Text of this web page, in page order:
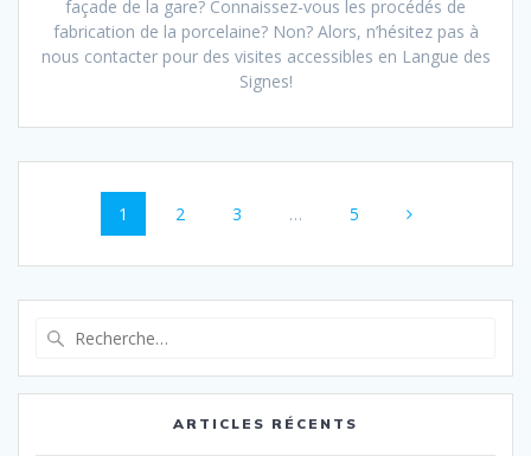
façade de la gare? Connaissez-vous les procédés de
fabrication de la porcelaine? Non? Alors, n’hésitez pas à
nous contacter pour des visites accessibles en Langue des
Signes!
Navigation
sein
des
articles
Page
1 Page
2 Page
3 … Page
5
:
ARTICLES RÉCENTS